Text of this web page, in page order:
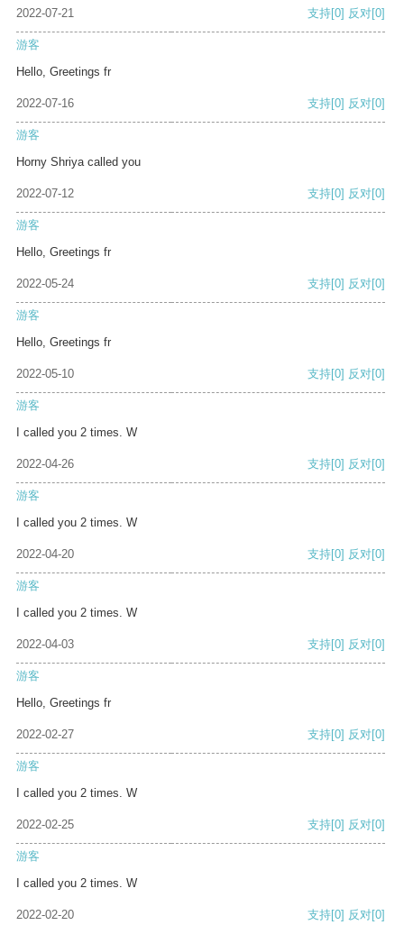
2022-07-21 支持[0] 反对[0]
游客
Hello, Greetings fr
2022-07-16 支持[0] 反对[0]
游客
Horny Shriya called you
2022-07-12 支持[0] 反对[0]
游客
Hello, Greetings fr
2022-05-24 支持[0] 反对[0]
游客
Hello, Greetings fr
2022-05-10 支持[0] 反对[0]
游客
I called you 2 times. W
2022-04-26 支持[0] 反对[0]
游客
I called you 2 times. W
2022-04-20 支持[0] 反对[0]
游客
I called you 2 times. W
2022-04-03 支持[0] 反对[0]
游客
Hello, Greetings fr
2022-02-27 支持[0] 反对[0]
游客
I called you 2 times. W
2022-02-25 支持[0] 反对[0]
游客
I called you 2 times. W
2022-02-20 支持[0] 反对[0]